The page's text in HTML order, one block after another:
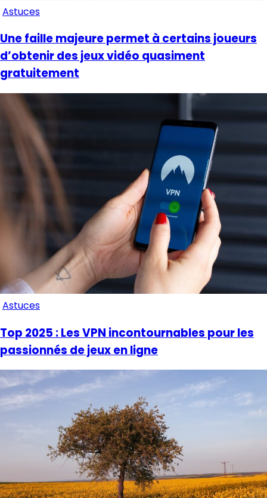
Astuces
Une faille majeure permet à certains joueurs
d’obtenir des jeux vidéo quasiment
gratuitement
Astuces
Top 2025 : Les VPN incontournables pour les
passionnés de jeux en ligne